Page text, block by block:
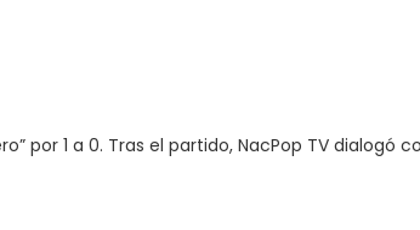
por 1 a 0. Tras el partido, NacPop TV dialogó